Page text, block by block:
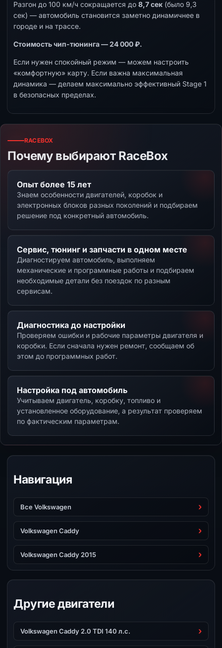
Разгон до 100 км/ч сокращается до 8,7 сек (было 9,3
сек) — автомобиль становится заметно динамичнее в
городе и на трассе.
Стоимость чип-тюнинга — 24 000 ₽.
Если нужен спокойный режим — можем настроить
«комфортную» карту. Если важна максимальная
динамика — делаем максимально эффективный Stage 1
в безопасных пределах.
RACEBOX
Почему выбирают RaceBox
Опыт более 15 лет
Знаем особенности двигателей, коробок и
электронных блоков разных поколений и подбираем
решение под конкретный автомобиль.
Сервис, тюнинг и запчасти в одном месте
Диагностируем автомобиль, выполняем
механические и программные работы и подбираем
необходимые детали без поездок по разным
сервисам.
Диагностика до настройки
Проверяем ошибки и рабочие параметры двигателя и
коробки. Если сначала нужен ремонт, сообщаем об
этом до программных работ.
Настройка под автомобиль
Учитываем двигатель, коробку, топливо и
установленное оборудование, а результат проверяем
по фактическим параметрам.
Навигация
Все Volkswagen
Volkswagen Caddy
Volkswagen Caddy 2015
Другие двигатели
Volkswagen Caddy 2.0 TDI 140 л.с.